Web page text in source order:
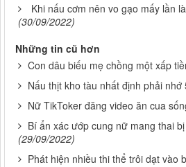
Khi nấu cơm nên vo gạo mấy lần
(30/09/2022)
Những tin cũ hơn
Con dâu biếu mẹ chồng một xấp
Nấu thịt kho tàu nhất định phải
Nữ TikToker đăng video ăn cua
Bí ẩn xác ướp cung nữ mang thai
(29/09/2022)
Phát hiện nhiều thi thể trôi dạt vào